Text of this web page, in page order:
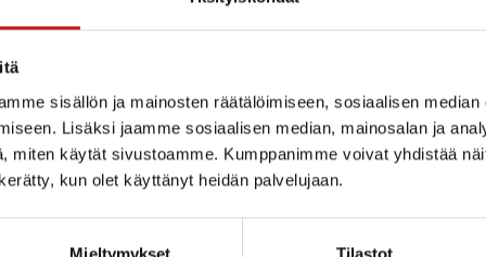
sisällön ja mainosten räätälöimiseen, sosiaalisen
Lisäksi jaamme sosiaalisen median, mainosalan ja
miten käytät sivustoamme. Kumppanimme voivat yhdistää
kun olet käyttänyt heidän palvelujaan.
Mieltymykset Tilastot
48 ja 49
voi aiheuttaa vesi- ja liikennekatkoja seuraavien paikkojen
9.12.2019 — 09:49
keskustaajamassa on katkos vedenjakelussa. Katkos liittyy